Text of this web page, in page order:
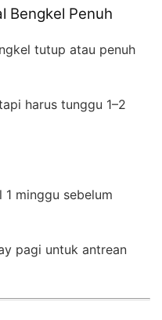
Bengkel Penuh
tutup atau penuh
harus tunggu 1–2
1 minggu sebelum
pagi untuk antrean